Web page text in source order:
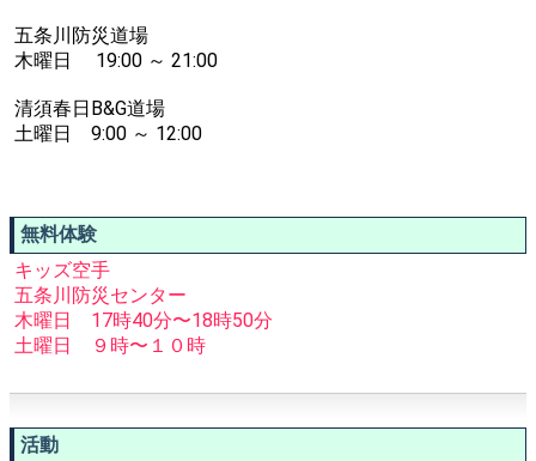
五条川防災道場
木曜日 19:00 ～ 21:00
清須春日B&G道場
土曜日 9:00 ～ 12:00
無料体験
キッズ空手
五条川防災センター
木曜日 17時40分〜18時50分
土曜日 ９時〜１０時
活動